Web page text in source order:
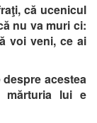
că ucenicul
nu va muri ci:
voi veni, ce ai
acestea
lui e